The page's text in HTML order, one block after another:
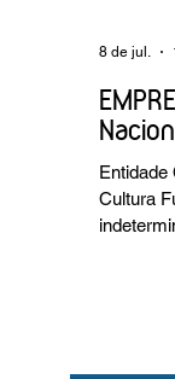
Entidade
Cultura
8 de jul.